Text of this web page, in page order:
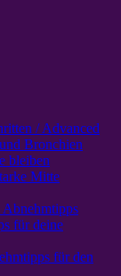
/ Advanced
Bronchien
bleiben
Mitte
Abnehmtipps
für deine
für den